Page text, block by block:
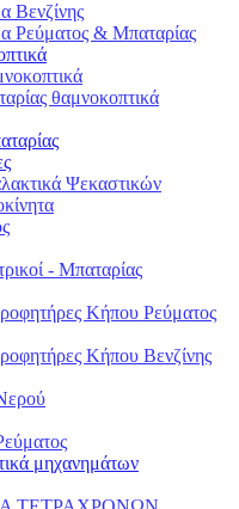
Βενζίνης
Ρεύματος & Μπαταρίας
θαμνοκοπτικά
Ψεκαστικών
- Μπαταρίας
Κήπου Ρεύματος
Κήπου Βενζίνης
μηχανημάτων